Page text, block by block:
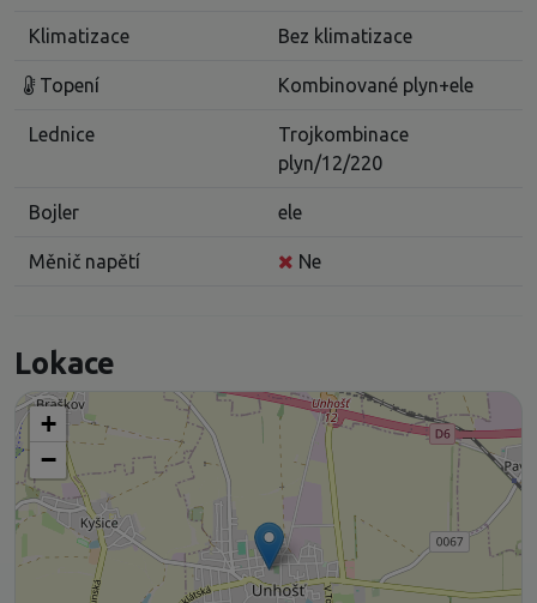
Klimatizace Bez klimatizace
Topení Kombinované plyn+ele
Lednice
Trojkombinace
plyn/12/220
Bojler ele
Měnič napětí Ne
Lokace
+
−